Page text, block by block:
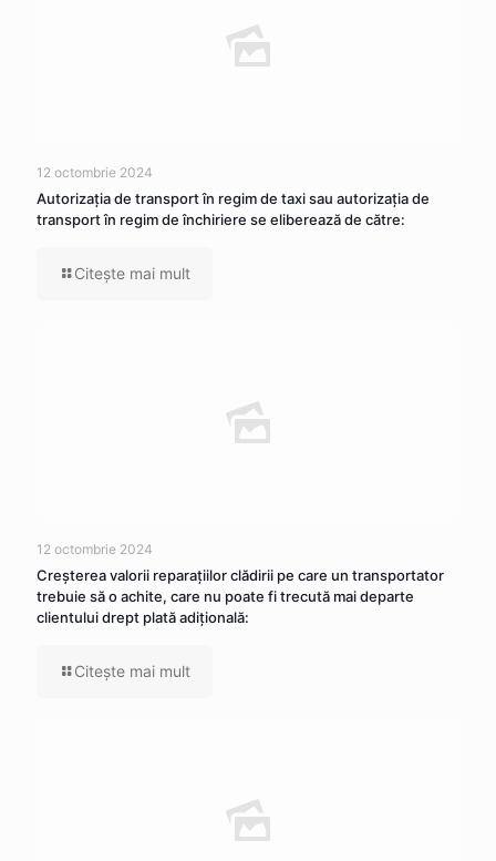
12 octombrie 2024
Autorizaţia de transport în regim de taxi sau autorizaţia de
transport în regim de închiriere se eliberează de către:
Citeşte mai mult
12 octombrie 2024
Creşterea valorii reparaţiilor clădirii pe care un transportator
trebuie să o achite, care nu poate fi trecută mai departe
clientului drept plată adiţională:
Citeşte mai mult